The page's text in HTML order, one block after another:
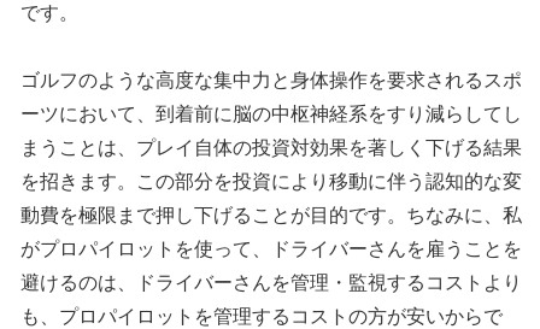
です。
ゴルフのような高度な集中力と身体操作を要求されるスポ
ーツにおいて、到着前に脳の中枢神経系をすり減らしてし
まうことは、プレイ自体の投資対効果を著しく下げる結果
を招きます。この部分を投資により移動に伴う認知的な変
動費を極限まで押し下げることが目的です。ちなみに、私
がプロパイロットを使って、ドライバーさんを雇うことを
避けるのは、ドライバーさんを管理・監視するコストより
も、プロパイロットを管理するコストの方が安いからで